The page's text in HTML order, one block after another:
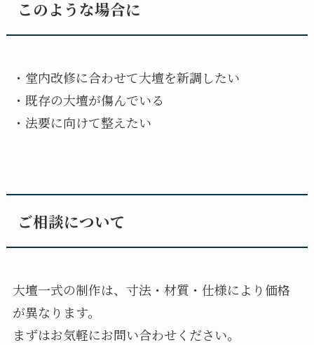
このような場合に
・堂内改修に合わせて大壇を新調したい
・既存の大壇が傷んでいる
・法要に向けて整えたい
ご相談について
大壇一式の制作は、寸法・材質・仕様により価格
が異なります。
まずはお気軽にお問い合わせください。